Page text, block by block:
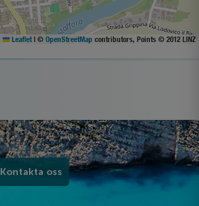
Leaflet | © OpenStreetMap contributors, Points © 2012 LINZ
Kontakta oss